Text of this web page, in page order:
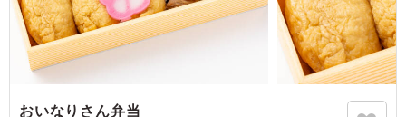
おいなりさん弁当